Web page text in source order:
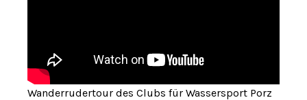
Wanderrudertour des Clubs für Wassersport Porz